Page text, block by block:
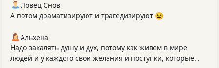
Ловец Снов
А потом драматизируют и трагедизируют 😆
Альхена
Надо закалять душу и дух, потому как живем в мире
людей и у каждого свои желания и поступки, которые...